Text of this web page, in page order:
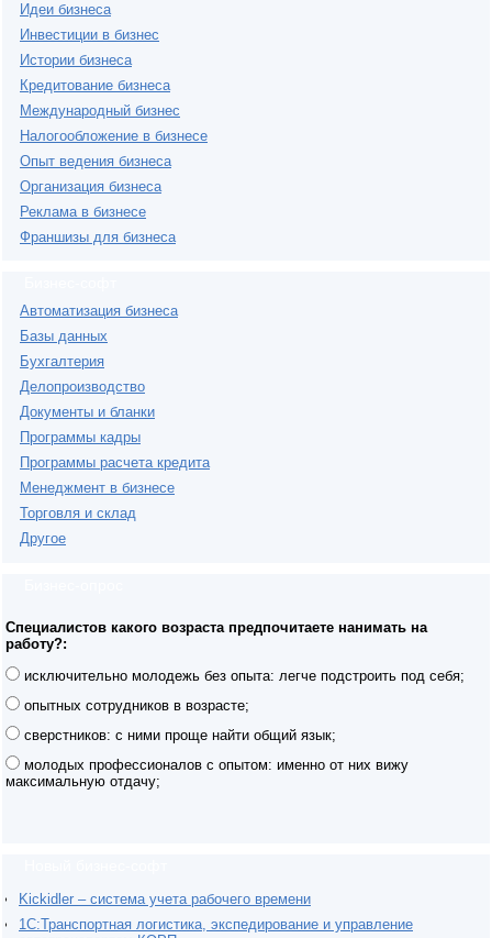
Идеи бизнеса
Инвестиции в бизнес
Истории бизнеса
Кредитование бизнеса
Международный бизнес
Налогообложение в бизнесе
Опыт ведения бизнеса
Организация бизнеса
Реклама в бизнесе
Франшизы для бизнеса
Автоматизация бизнеса
Базы данных
Бухгалтерия
Делопроизводство
Документы и бланки
Программы кадры
Программы расчета кредита
Менеджмент в бизнесе
Торговля и склад
Другое
Специалистов какого возраста предпочитаете нанимать на
работу?:
исключительно молодежь без опыта: легче подстроить под себя;
опытных сотрудников в возрасте;
сверстников: с ними проще найти общий язык;
молодых профессионалов с опытом: именно от них вижу
максимальную отдачу;
Kickidler – система учета рабочего времени
1С:Транспортная логистика, экспедирование и управление